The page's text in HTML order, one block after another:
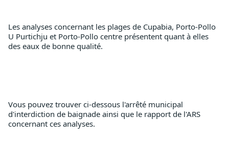
Les analyses concernant les plages de Cupabia, Porto-Pollo
U Purtichju et Porto-Pollo centre présentent quant à elles
des eaux de bonne qualité.
Vous pouvez trouver ci-dessous l'arrêté municipal
d'interdiction de baignade ainsi que le rapport de l'ARS
concernant ces analyses.